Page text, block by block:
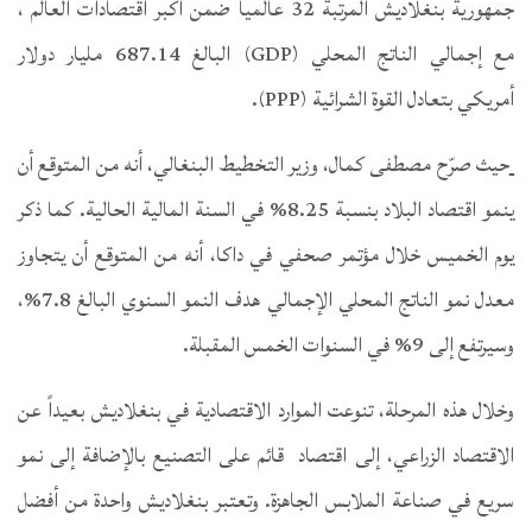
جمهورية بنغلاديش المرتبة 32 عالمياً ضمن أكبر اقتصادات العالم ،
مع إجمالي الناتج المحلي (GDP) البالغ 687.14 مليار دولار
أمريكي بتعادل القوة الشرائية (PPP).
حيث صرّح مصطفى كمال، وزير التخطيط البنغالي، أنه من المتوقع أن
ينمو اقتصاد البلاد بنسبة 8.25% في السنة المالية الحالية. كما ذكر
يوم الخميس خلال مؤتمر صحفي في داكا، أنه من المتوقع أن يتجاوز
معدل نمو الناتج المحلي الإجمالي هدف النمو السنوي البالغ 7.8%،
وسيرتفع إلى 9% في السنوات الخمس المقبلة.
وخلال هذه المرحلة، تنوعت الموارد الاقتصادية في بنغلاديش بعيداً عن
الاقتصاد الزراعي، إلى اقتصاد قائم على التصنيع بالإضافة إلى نمو
سريع في صناعة الملابس الجاهزة. وتعتبر بنغلاديش واحدة من أفضل